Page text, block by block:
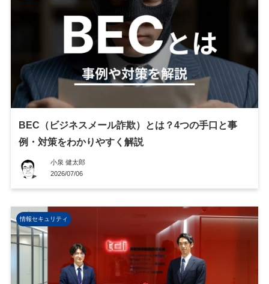
BEC（ビジネスメール詐欺）とは？4つの手口と事
例・対策をわかりやすく解説
小泉 健太郎
2026/07/06
情報セキュリティ